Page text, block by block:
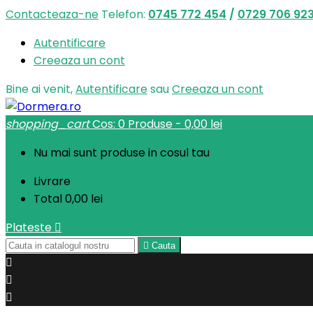
Contacteaza-ne Telefon: 0745 772 454 / 0729 706 923
Autentificare
Creeaza un cont
Bine ai venit,AutentificaresauCreeaza un cont
shopping_cartCos: 0 Produse - 0,00 lei
Nu mai sunt produse in cosul tau
Livrare
Total0,00 lei
Plateste 
 Cauta


